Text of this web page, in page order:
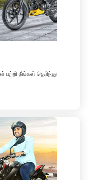
நீங்கள் தெரிந்து